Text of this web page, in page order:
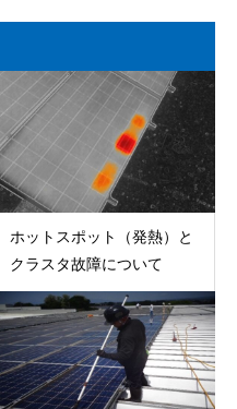
ホットスポット（発熱）と
クラスタ故障について